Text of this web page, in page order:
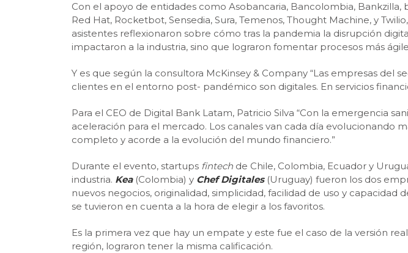
Con el apoyo de entidades como Asobancaria, Bancolombia, Bankzilla,
Red Hat, Rocketbot, Sensedia, Sura, Temenos, Thought Machine, y
asistentes reflexionaron sobre cómo tras la pandemia la disrupción
impactaron a la industria, sino que lograron fomentar procesos más
Y es que según la consultora McKinsey & Company “Las empresas
clientes en el entorno post- pandémico son digitales. En servicios
Para el CEO de Digital Bank Latam, Patricio Silva “Con la emergencia
aceleración para el mercado. Los canales van cada día evolucionando
completo y acorde a la evolución del mundo financiero.”
Durante el evento, startups fintech de Chile, Colombia, Ecuador y
industria. Kea(Colombia) y Chef Digitales(Uruguay) fueron los dos
nuevos negocios, originalidad, simplicidad, facilidad de uso y
se tuvieron en cuenta a la hora de elegir a los favoritos.
Es la primera vez que hay un empate y este fue el caso de la versión
región, lograron tener la misma calificación.